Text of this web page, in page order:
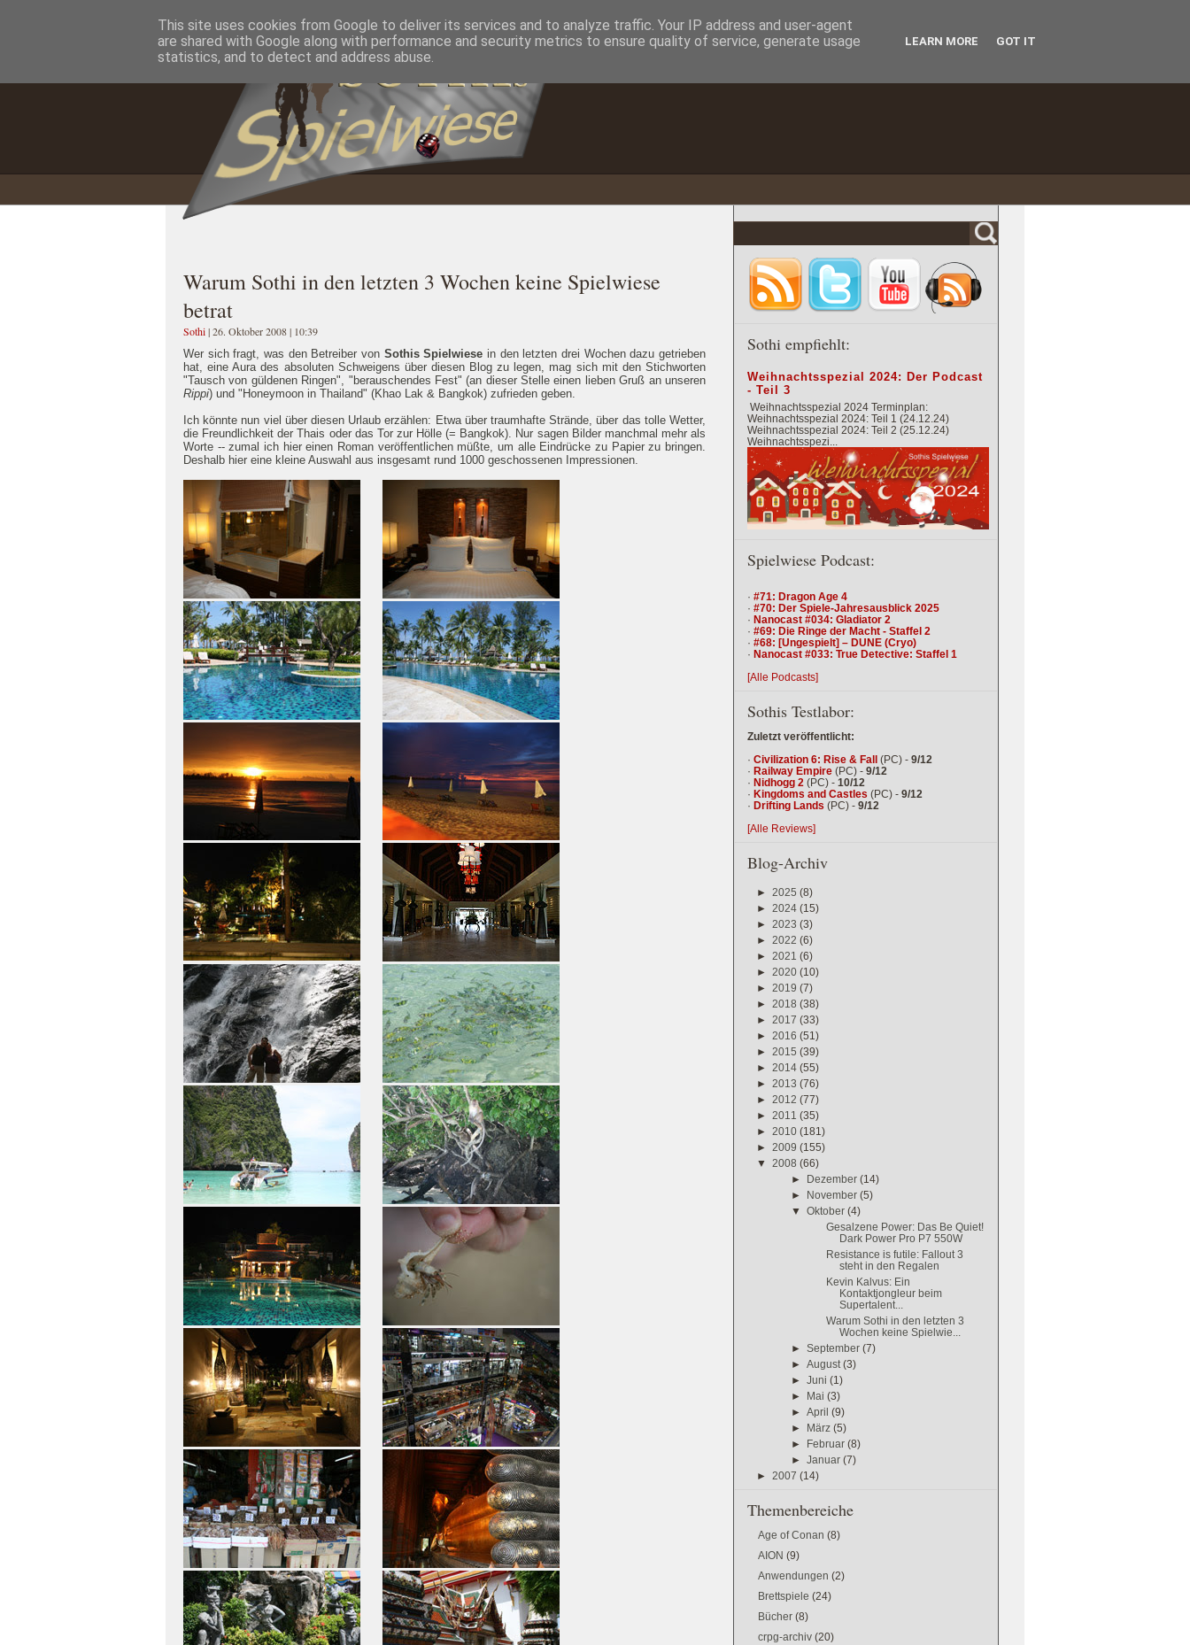
Home Impressum Datenschutzererklärung
Warum Sothi in den letzten 3 Wochen keine Spielwiese
betrat
Sothi| 26. Oktober 2008 | 10:39
Wer sich fragt, was den Betreiber von Sothis Spielwiese in den letzten drei Wochen dazu getrieben
hat, eine Aura des absoluten Schweigens über diesen Blog zu legen, mag sich mit den Stichworten
"Tausch von güldenen Ringen", "berauschendes Fest" (an dieser Stelle einen lieben Gruß an unseren
Rippi) und "Honeymoon in Thailand" (Khao Lak & Bangkok) zufrieden geben.
Ich könnte nun viel über diesen Urlaub erzählen: Etwa über traumhafte Strände, über das tolle Wetter,
die Freundlichkeit der Thais oder das Tor zur Hölle (= Bangkok). Nur sagen Bilder manchmal mehr als
Worte -- zumal ich hier einen Roman veröffentlichen müßte, um alle Eindrücke zu Papier zu bringen.
Deshalb hier eine kleine Auswahl aus insgesamt rund 1000 geschossenen Impressionen.
Sothi empfiehlt:
Weihnachtsspezial 2024: Der Podcast
- Teil 3
Weihnachtsspezial 2024 Terminplan:
Weihnachtsspezial 2024: Teil 1 (24.12.24)
Weihnachtsspezial 2024: Teil 2 (25.12.24)
Weihnachtsspezi...
Spielwiese Podcast:
· #71: Dragon Age 4
· #70: Der Spiele-Jahresausblick 2025
· Nanocast #034: Gladiator 2
· #69: Die Ringe der Macht - Staffel 2
· #68: [Ungespielt] – DUNE (Cryo)
· Nanocast #033: True Detective: Staffel 1
[Alle Podcasts]
Sothis Testlabor:
Zuletzt veröffentlicht:
· Civilization 6: Rise & Fall (PC) - 9/12
· Railway Empire (PC) - 9/12
· Nidhogg 2 (PC) - 10/12
· Kingdoms and Castles (PC) - 9/12
· Drifting Lands (PC) - 9/12
[Alle Reviews]
Blog-Archiv
► 2025 (8)
► 2024 (15)
► 2023 (3)
► 2022 (6)
► 2021 (6)
► 2020 (10)
► 2019 (7)
► 2018 (38)
► 2017 (33)
► 2016 (51)
► 2015 (39)
► 2014 (55)
► 2013 (76)
► 2012 (77)
► 2011 (35)
► 2010 (181)
► 2009 (155)
▼ 2008 (66)
► Dezember(14)
► November(5)
▼Oktober(4)
Gesalzene Power: Das Be Quiet!
Dark Power Pro P7 550W
Resistance is futile: Fallout 3
steht in den Regalen
Kevin Kalvus: Ein
Kontaktjongleur beim
Supertalent...
Warum Sothi in den letzten 3
Wochen keine Spielwie...
► September(7)
► August(3)
►
Juni(1)
► Mai(3)
► April(9)
► März(5)
► Februar(8)
►
Januar(7)
► 2007 (14)
Themenbereiche
Age of Conan (8)
AION (9)
Anwendungen (2)
Brettspiele (24)
Bücher (8)
crpg-archiv (20)
This site uses cookies from Google to deliver its services and to analyze traffic. Your IP address and user-agent
are shared with Google along with performance and security metrics to ensure quality of service, generate usage
statistics, and to detect and address abuse.
LEARN MORE GOT IT